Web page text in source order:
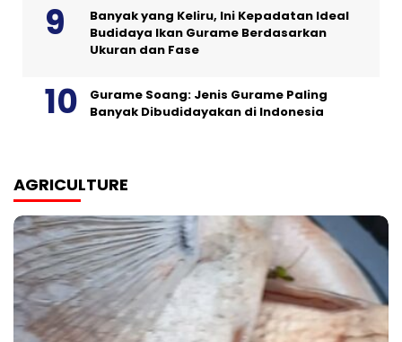
Banyak yang Keliru, Ini Kepadatan Ideal
Budidaya Ikan Gurame Berdasarkan
Ukuran dan Fase
Gurame Soang: Jenis Gurame Paling
Banyak Dibudidayakan di Indonesia
AGRICULTURE